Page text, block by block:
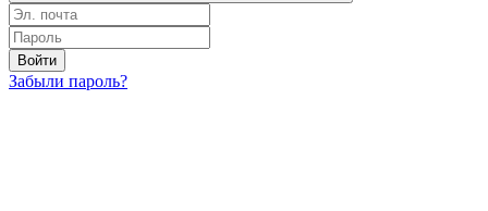
Войти
Забыли пароль?